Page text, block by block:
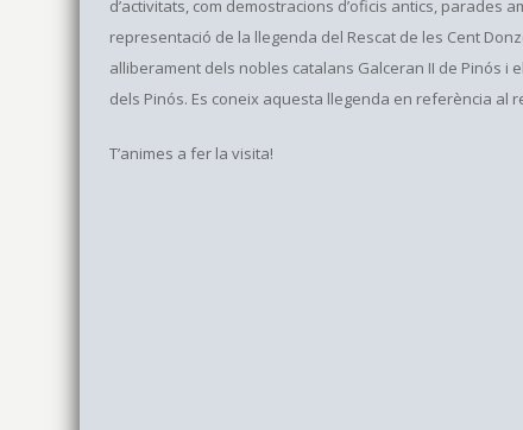
d’activitats, com demostracions d’oficis antics, parades
representació de la llegenda del Rescat de les Cent
alliberament dels nobles catalans Galceran II de Pinós i
dels Pinós. Es coneix aquesta llegenda en referència al
T’animes a fer la visita!